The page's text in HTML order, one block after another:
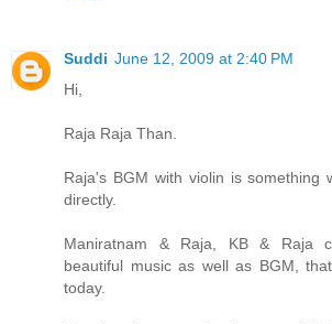
Suddi June 12, 2009 at 2:40 PM
Hi,
Raja Raja Than.
Raja's BGM with violin is something
directly.
Maniratnam & Raja, KB & Raja
beautiful music as well as BGM,
today.